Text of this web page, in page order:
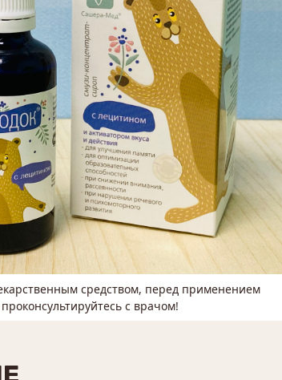
средством, перед применением
проконсультируйтесь с врачом!